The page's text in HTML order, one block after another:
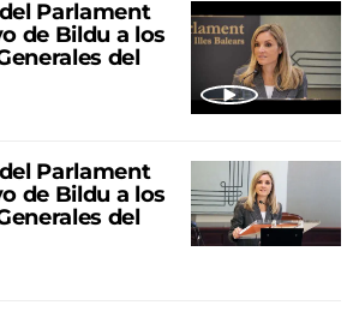
Parlament
de Bildu a los
del
Parlament
de Bildu a los
del